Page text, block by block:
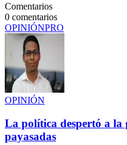
Comentarios
0 comentarios
OPINIÓNPRO
OPINIÓN
La política despertó a
payasadas